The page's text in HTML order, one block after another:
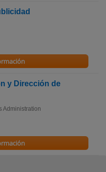
y Dirección de
Administration